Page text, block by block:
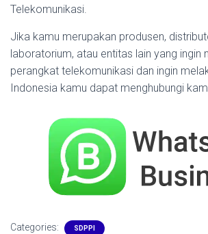
Telekomunikasi.
Jika kamu merupakan produsen,
laboratorium, atau entitas lain yang ingin
perangkat telekomunikasi dan ingin
Indonesia kamu dapat menghubungi
Categories: SDPPI